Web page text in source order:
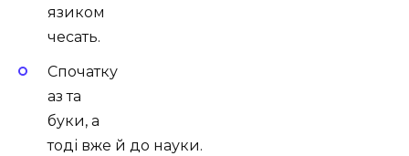
язиком
чесать.
Спочатку
аз та
буки, а
тоді вже й до науки.